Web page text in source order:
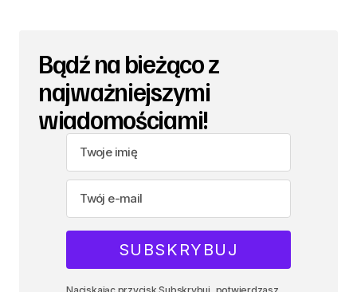
Bądź na bieżąco z
najważniejszymi
wiadomościami!